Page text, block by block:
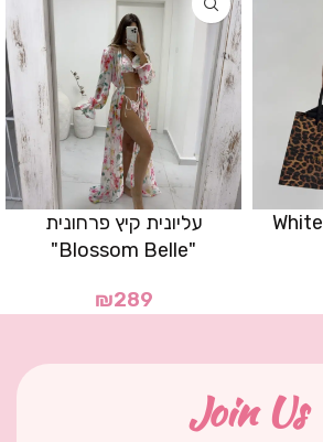
מכנס תחרה דגם "White
עליונית קיץ פרחונית
"Blossom Belle"
₪289
Join Us